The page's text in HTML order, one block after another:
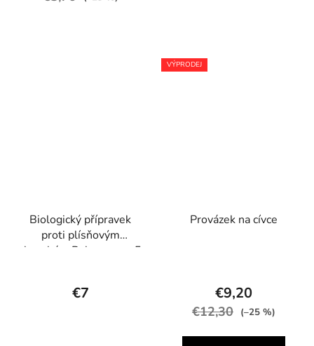
Biologický přípravek
proti plísňovým
chorobám Polyversum 5
€7
VÝPRODEJ
Provázek na cívce
€9,20
€12,30 (–25 %)